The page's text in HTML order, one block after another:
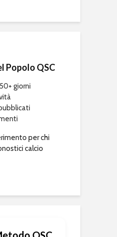
Popolo QSC
giorni
per chi
calcio